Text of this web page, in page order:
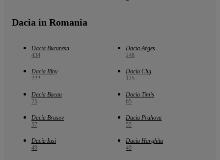
Dacia in Romania
Dacia Bucuresti
434
Dacia Arges
248
Dacia Ilfov
222
Dacia Cluj
125
Dacia Bacau
75
Dacia Timis
65
Dacia Brasov
57
Dacia Prahova
55
Dacia Iasi
49
Dacia Harghita
49